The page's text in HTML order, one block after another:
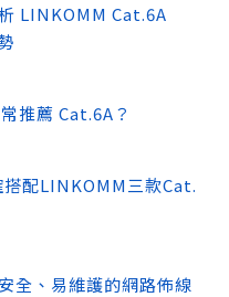
LINKOMM Cat.6A
推薦 Cat.6A？
配LINKOMM三款Cat.
全、易維護的網路佈線